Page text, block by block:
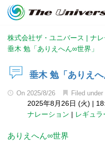
株式会社ザ・ユニバース | ナ
垂木 勉「ありえへん∞世界」
垂木 勉「ありえへ
On 2025/8/26 Filed under
2025年8月26日 (火) |
ナレーション | レギュ
ありえへん∞世界